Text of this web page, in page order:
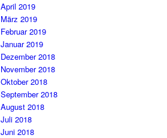
April 2019
März 2019
Februar 2019
Januar 2019
Dezember 2018
November 2018
Oktober 2018
September 2018
August 2018
Juli 2018
Juni 2018